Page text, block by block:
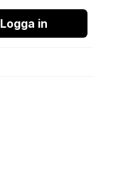
Logga in